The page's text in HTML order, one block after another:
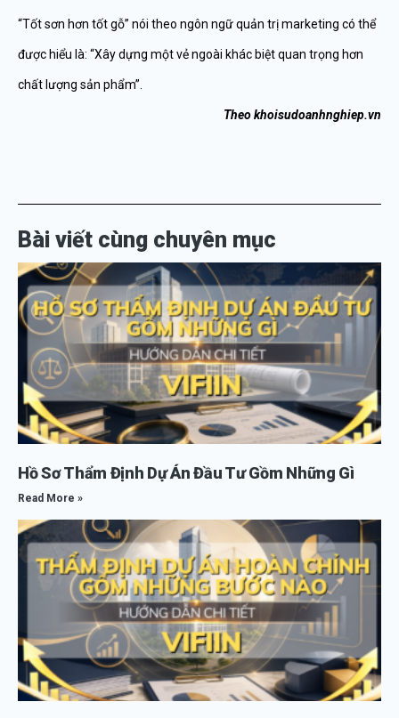
“Tốt sơn hơn tốt gỗ” nói theo ngôn ngữ quản trị marketing có thể
được hiểu là: “Xây dựng một vẻ ngoài khác biệt quan trọng hơn
chất lượng sản phẩm”.
Theo khoisudoanhnghiep.vn
Bài viết cùng chuyên mục
Hồ Sơ Thẩm Định Dự Án Đầu Tư Gồm Những Gì
Read More »